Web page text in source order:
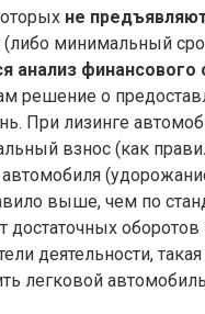
не
(либо минимальный
анализ финансового
решение о
При лизинге
взнос (как
выше, чем по
достаточных
деятельности,
легковой